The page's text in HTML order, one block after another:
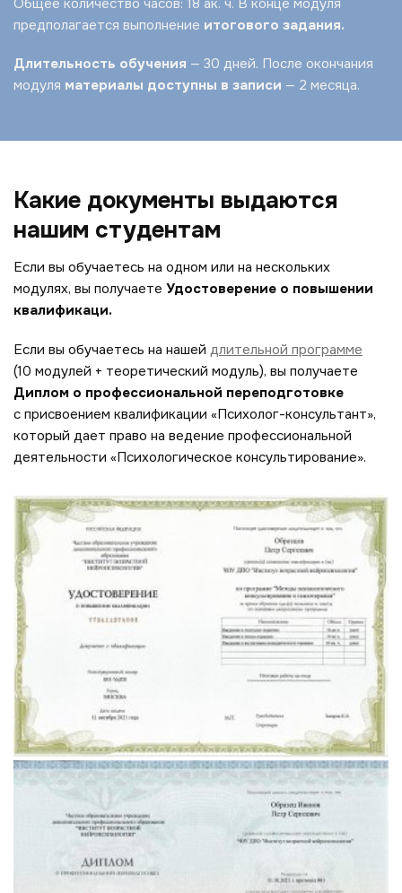
предполагается выполнение итогового задания.
Длительность обучения — 30 дней. После окончания
модуля материалы доступны в записи — 2 месяца.
Какие документы выдаются
нашим студентам
Если вы обучаетесь на одном или на нескольких
модулях, вы получаете Удостоверение о повышении
квалификаци.
Если вы обучаетесь на нашей длительной программе
(10 модулей + теоретический модуль), вы получаете
Диплом о профессиональной переподготовке
с присвоением квалификации «Психолог-консультант»,
который дает право на ведение профессиональной
деятельности «Психологическое консультирование».